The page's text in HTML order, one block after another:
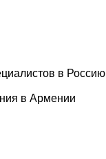
в Россию
в Армении